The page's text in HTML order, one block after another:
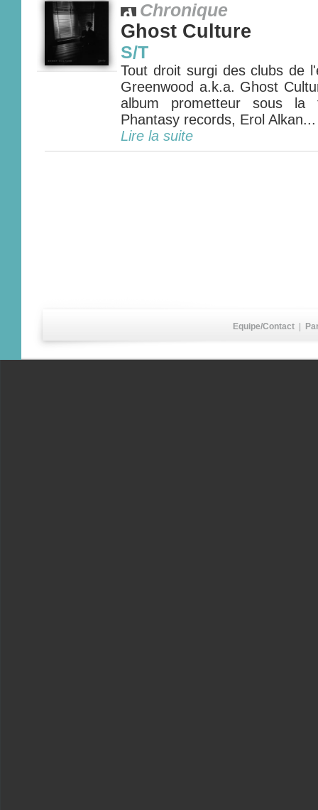
Chronique
Ghost Culture
S/T
Tout droit surgi des clubs de
Greenwood a.k.a. Ghost
album prometteur sous
Phantasy records, Erol Alkan...
Lire la suite
Equipe/Contact